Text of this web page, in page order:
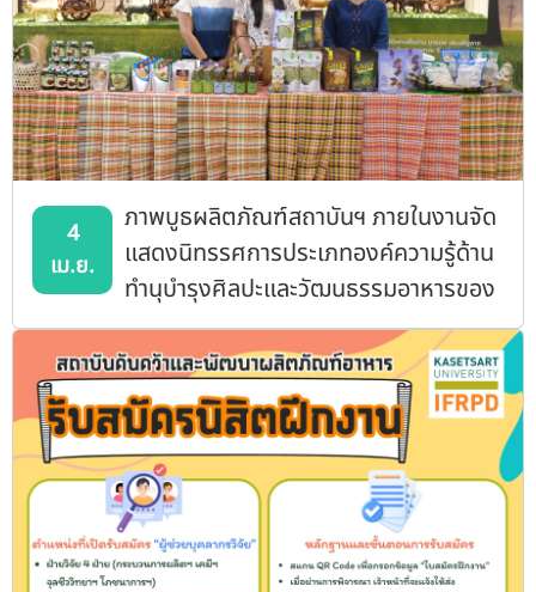
4
เม.ย.
ภาพบูธผลิตภัณฑ์สถาบันฯ ภายในงานจัด
แสดงนิทรรศการประเภทองค์ความรู้ด้าน
ทำนุบำรุงศิลปะและวัฒนธรรมอาหารของ
มก.